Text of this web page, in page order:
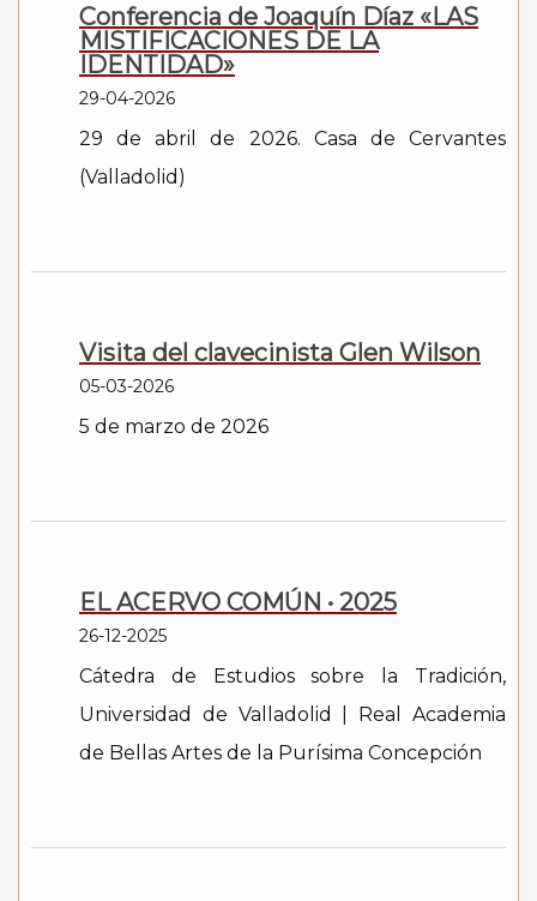
Conferencia de Joaquín Díaz «LAS
MISTIFICACIONES DE LA
IDENTIDAD»
29-04-2026
29 de abril de 2026. Casa de Cervantes
(Valladolid)
Visita del clavecinista Glen Wilson
05-03-2026
5 de marzo de 2026
EL ACERVO COMÚN • 2025
26-12-2025
Cátedra de Estudios sobre la Tradición,
Universidad de Valladolid | Real Academia
de Bellas Artes de la Purísima Concepción